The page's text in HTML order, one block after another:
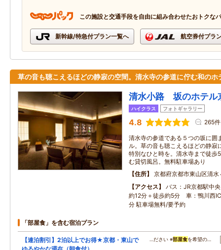
この施設と交通手段を自由に組み合わせたおトクな
新幹線/特急付プラン一覧へ 航空券付プラ
草の音も聴こえるほどの静寂の空間。清水寺の参道に佇む和のホ
清水小路 坂のホテル
ハイクラス フォトギャラリー
4.8 265件
清水寺の参道である５つの坂に囲
ル。草の音も聴こえるほどの静寂
特別なひと時を。清水寺まで徒歩
む貸切風呂。無料駐車場あり
住所
京都府京都市東山区清水
アクセス
バス：JR京都駅中
約12分＋徒歩約5分 車：鴨川西
分 駐車場無料/要予約
「部屋食」を含む宿泊プラン
【連泊割引】2泊以上でお得★京都・東山で
…ださい ※部屋食を希望の…